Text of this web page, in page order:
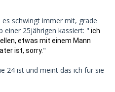
?
schwingt immer mit, grade
einer 25jährigen kassiert: " ich
etwas mit einem Mann
ist, sorry."
24 ist und meint das ich für sie